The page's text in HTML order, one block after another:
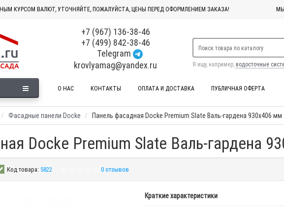
КУРСОМ ВАЛЮТ, УТОЧНЯЙТЕ, ПОЖАЛУЙСТА, ЦЕНЫ ПЕРЕД ОФОРМЛЕНИЕМ ЗАКАЗА!
+7 (967) 136-38-46
+7 (499) 842-38-46
Telegram
krovlyamag@yandex.ru
Я ищу, например, водосточные
О НАС КОНТАКТЫ ОПЛАТА И ДОСТАВКА ПУБЛИЧНАЯ ОФЕРТА
Фасадные панели Docke Панель фасадная Docke Premium Slate Валь-гардена 930х406 мм
Docke Premium Slate Валь-гардена
Код товара: 5822 0 отзывов
Краткие характеристики